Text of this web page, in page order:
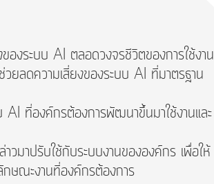
องระบบ AI ตลอดวงจรชีวิตของการใช้งาน
วยลดความเสี่ยงของระบบ AI ที่มาตรฐาน
AI ที่องค์กรต้องการพัฒนาขึ้นมาใช้งานและ
วมาปรับใช้กับระบบงานขององค์กร เพื่อให้
กษณะงานที่องค์กรต้องการ